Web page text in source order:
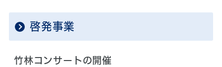
啓発事業
竹林コンサートの開催